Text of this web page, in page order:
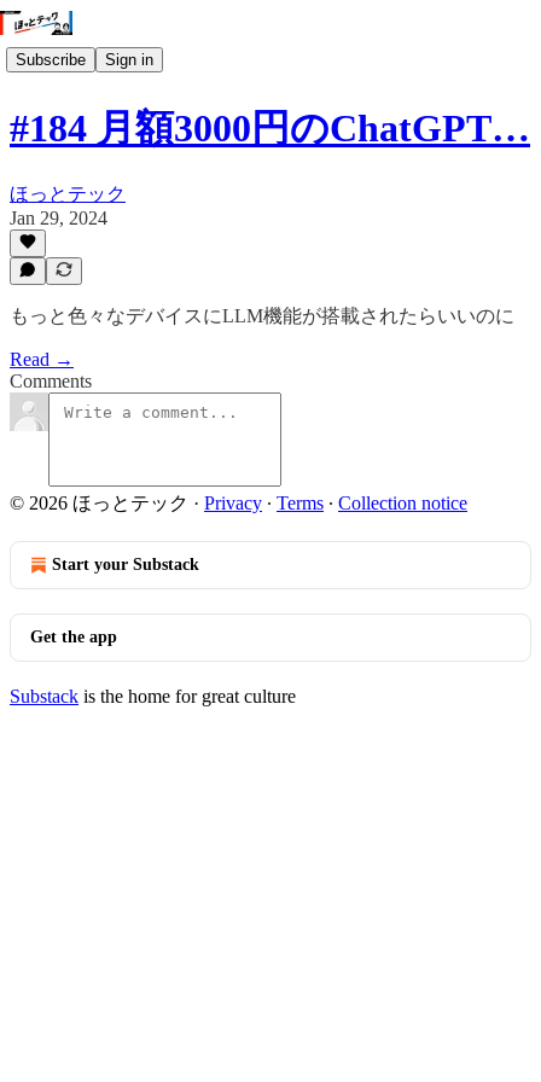
Subscribe Sign in
#184 月額3000円のChatGPT…
ほっとテック
Jan 29, 2024
もっと色々なデバイスにLLM機能が搭載されたらいいのに
Read →
Comments
© 2026 ほっとテック · Privacy ∙ Terms ∙ Collection notice
Start your Substack
Get the app
Substack is the home for great culture